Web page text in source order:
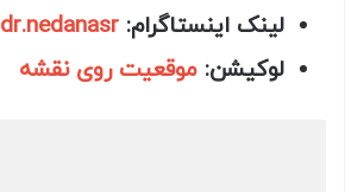
لینک اینستاگرام: dr.nedanasr
لوکیشن: موقعیت روی نقشه